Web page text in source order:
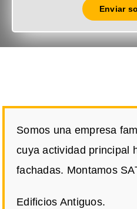
Enviar
Somos una empresa
cuya actividad principal
fachadas. Montamos
Edificios Antiguos.